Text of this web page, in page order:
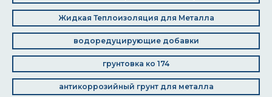
Жидкая Теплоизоляция для Металла
водоредуцирующие добавки
грунтовка ко 174
антикоррозийный грунт для металла